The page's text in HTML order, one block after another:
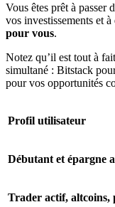
Vous êtes prêt à passer
vos investissements et
pour vous.
Notez qu’il est tout à
simultané : Bitstack
pour vos opportunités
Profil utilisateur
Débutant et épargne
Trader actif, altcoins,